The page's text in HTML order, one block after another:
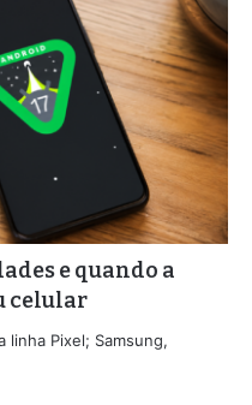
e quando a
celular
linha Pixel; Samsung,